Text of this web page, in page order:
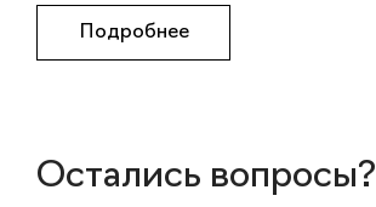
Подробнее
Остались вопросы?